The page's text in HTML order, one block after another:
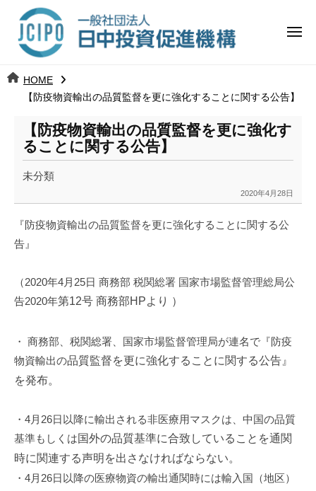
ツ 日
中
投
資
促
進
機
構
j
メ
HOME
【防疫物資輸出の品質監督を更に強化することに関する公告】
【防疫物資輸出の品質監督を更に強化す
ることに関する公告】
未分類
2020年4月28日
k
a
a
u
『防疫物資輸出の品質監督を更に強化することに関する公
告』
（2020年4月25日 商務部 税関総署 国家市場監督管理総局公
告2020年第12号 商務部HPより ）
・ 商務部、税関総署、国家市場監督管理局が連名で『防疫
物資輸出の品質監督を更に強化することに関する公告』
を発布。
・4月26日以降に輸出される非医療用マスクは、 中国の品質
基準もしくは国外の品質基準に合致していることを通関
時に関連する声明を出さなければならない。
・4月26日以降の医療物資の輸出通関時には輸入国（地区）
日
中
資
進
機